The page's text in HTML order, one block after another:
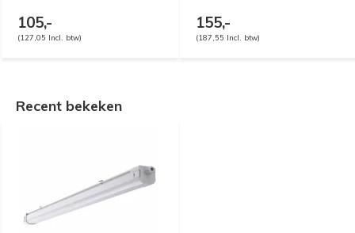
105,-
(127,05 Incl. btw)
155,-
(187,55 Incl. btw)
Recent bekeken